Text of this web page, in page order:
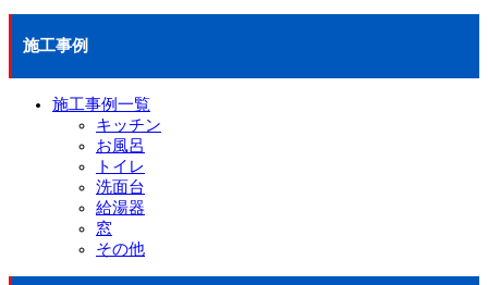
施工事例
施工事例一覧
キッチン
お風呂
トイレ
洗面台
給湯器
窓
その他